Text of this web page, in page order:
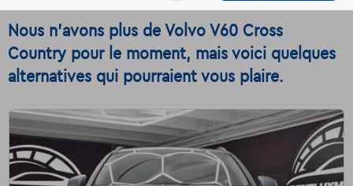
Nous n'avons plus de Volvo V60 Cross
Country pour le moment, mais voici quelques
alternatives qui pourraient vous plaire.